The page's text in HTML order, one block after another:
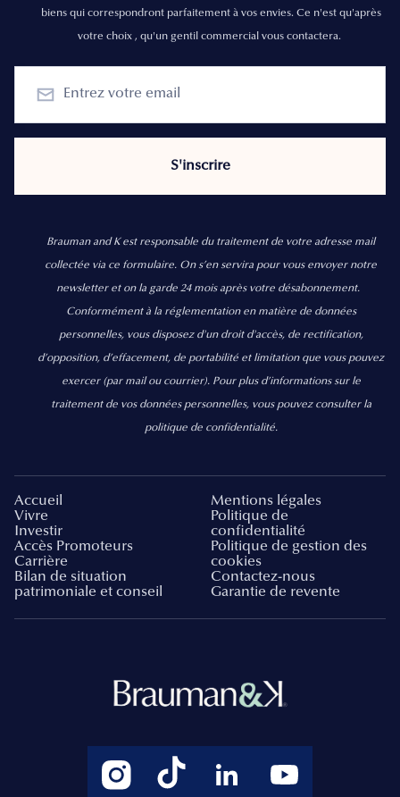
biens qui correspondront parfaitement à vos envies. Ce n'est qu'après
votre choix , qu'un gentil commercial vous contactera.
Brauman and K est responsable du traitement de votre adresse mail
collectée via ce formulaire. On s’en servira pour vous envoyer notre
newsletter et on la garde 24 mois après votre désabonnement.
Conformément à la réglementation en matière de données
personnelles, vous disposez d'un droit d'accès, de rectification,
d’opposition, d’effacement, de portabilité et limitation que vous pouvez
exercer (par mail ou courrier). Pour plus d’informations sur le
traitement de vos données personnelles, vous pouvez consulter la
politique de confidentialité.
Accueil
Vivre
Investir
Accès Promoteurs
Carrière
Bilan de situation
patrimoniale et conseil
Mentions légales
Politique de
confidentialité
Politique de gestion des
cookies
Contactez-nous
Garantie de revente